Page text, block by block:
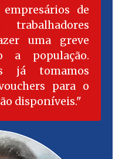
de
uma greve
a população.
já tomamos
para o
disponíveis.